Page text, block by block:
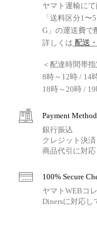
ヤマト運輸にて
「送料区分1
G」の運送費で
詳しくは 配送
＜配達時間帯指
8時～12時 / 14
18時～20時 /
Payment Method
銀行振込
クレジット決済
商品代引に対応
100% Secure
ヤマトWEBコ
Dinersに対応し